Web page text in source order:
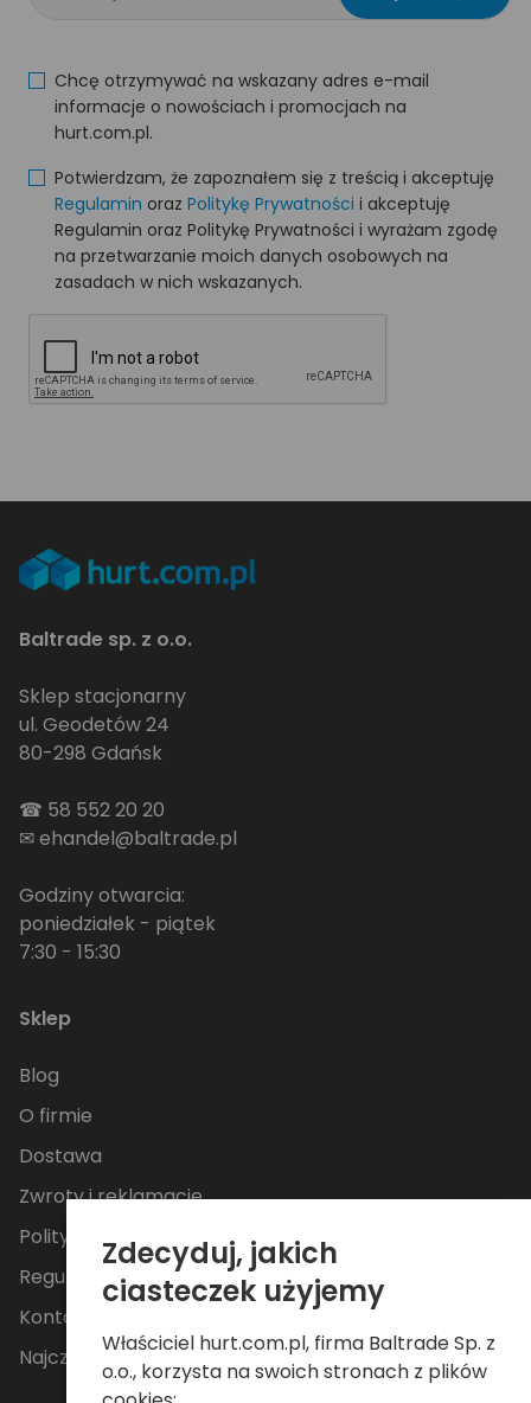
Chcę otrzymywać na wskazany adres e-mail
informacje o nowościach i promocjach na
hurt.com.pl.
Potwierdzam, że zapoznałem się z treścią i akceptuję
Regulamin oraz Politykę Prywatności i akceptuję
Regulamin oraz Politykę Prywatności i wyrażam zgodę
na przetwarzanie moich danych osobowych na
zasadach w nich wskazanych.
Baltrade sp. z o.o.
Sklep stacjonarny
ul. Geodetów 24
80-298 Gdańsk
☎ 58 552 20 20
✉ehandel@baltrade.pl
Godziny otwarcia:
poniedziałek - piątek
7:30 - 15:30
Sklep
Blog
O firmie
Dostawa
Zwroty i reklamacje
Polityka Prywatności
Regulamin
Kontakt
Najczęściej zadawane pytania
Zdecyduj, jakich
ciasteczek użyjemy
Właściciel hurt.com.pl, firma Baltrade Sp. z
o.o., korzysta na swoich stronach z plików